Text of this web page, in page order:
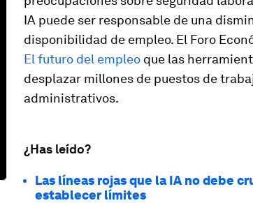
IA puede ser responsable de una
disponibilidad de empleo. El Foro
El futuro del empleo que las
desplazar millones de puestos de
administrativos.
¿Has leído?
Las líneas rojas que la IA no debe
establecer límites